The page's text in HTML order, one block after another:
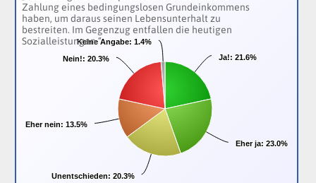
Ja!: 21.6%
Ja!: 21.6%
Eher ja: 23.0%
Eher ja: 23.0%
Unentschieden: 20.3%
Unentschieden: 20.3%
Eher nein: 13.5%
Eher nein: 13.5%
Nein!: 20.3%
Nein!: 20.3%
Keine Angabe: 1.4%
Keine Angabe: 1.4%
Zahlung eines bedingungslosen Grundeinkommens
haben, um daraus seinen Lebensunterhalt zu
bestreiten. Im Gegenzug entfallen die heutigen
Sozialleistungen.“